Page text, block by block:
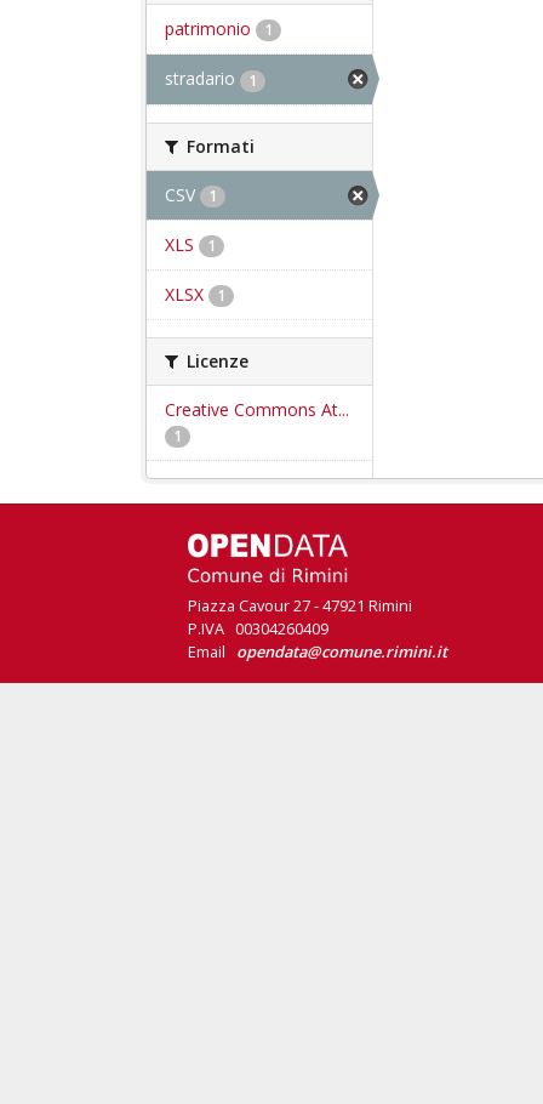
patrimonio 1
stradario 1
Formati
CSV 1
XLS 1
XLSX 1
Licenze
Creative Commons At...
1
Piazza Cavour 27 - 47921 Rimini
P.IVA 00304260409
Email opendata@comune.rimini.it